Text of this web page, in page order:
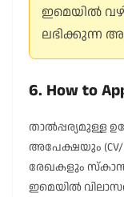
ഇമെയിൽ
ലഭിക്കുന്ന
6. How to
താൽപ്പര്യമുള്ള
അപേക്ഷയും (CV/
രേഖകളും
ഇമെയിൽ